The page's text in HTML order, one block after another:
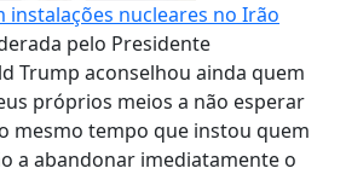
instalações nucleares no Irão
pelo Presidente
Trump aconselhou ainda quem
próprios meios a não esperar
mesmo tempo que instou quem
a abandonar imediatamente o